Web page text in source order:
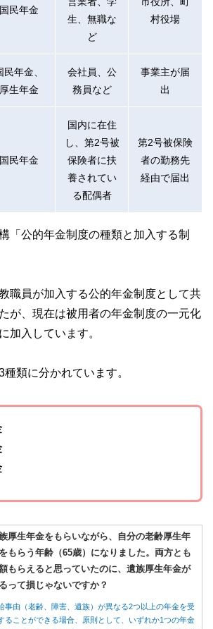
国民年金
生、無職な
ど
村役場
民年金、
厚生年金
会社員、公
務員など
事業主が届
出
国民年金
国内に在住
し、第2号被
保険者に扶
養されてい
る配偶者
第2号被保険
者の勤務先
経由で届出
「公的年金制度の種類と加入する制
職員が加入する公的年金制度として共
が、現在は被用者の年金制度の一元化
加入しています。
類に分かれています。
厚生年金をもらいながら、自分の老齢厚生年
もらう年齢（65歳）になりました。両方とも
もらえると思っていたのに、遺族厚生年金が
って損じゃないですか？
事由（老齢、障害、遺族）が異なる2つ以上の年金を受
ることができる場合、原則として、いずれか1つの年金